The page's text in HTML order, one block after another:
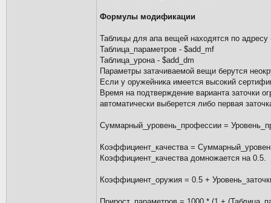
Формулы модификации
Таблицы для апа вещей находятся по
Таблица_параметров - $add_mf
Таблица_урона - $add_dm
Параметры затачиваемой вещи берутся
Если у оружейника имеется высокий
Время на подтверждение варианта заточки
автоматически выберется либо первая
Суммарный_уровень_профессии =
Коэффициент_качества =
Коэффициент_качества домножается на 0.5.
Коэффициент_оружия = 0.5 +